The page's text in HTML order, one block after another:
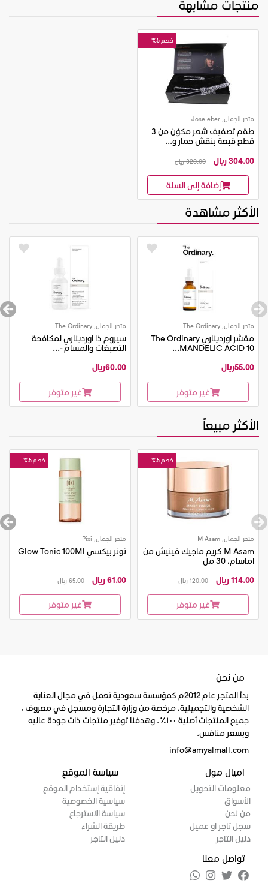
منتجات مشابهة
خصم 5%
متجر الجمال, Jose eber
طقم تصفيف شعر مكوّن من 3
قطع قبعة بنقش حمار و...
304.00 ريال
320.00 ريال
إضافة إلى السلة
الأكثر مشاهدة
متجر الجمال, The Ordinary
مقشر اورديناري The Ordinary
MANDELIC ACID 10...
55.00ريال
غير متوفر
متجر الجمال, The Ordinary
سيروم ذا اورديناري لمكافحة
التصبغات والمسام -...
60.00ريال
غير متوفر
الأكثر مبيعاً
خصم 5%
متجر الجمال, M Asam
M Asam كريم ماجيك فينيش من
اماسام، 30 مل
114.00 ريال
120.00 ريال
غير متوفر
خصم 5%
متجر الجمال, Pixi
تونر بيكسي Glow Tonic 100Ml
61.00 ريال 65.00 ريال
غير متوفر
من نحن
بدأ المتجر عام 2012م كمؤسسة سعودية تعمل في مجال العناية
الشخصية والتجميلية، مرخصة من وزارة التجارة ومسجل في معروف ،
جميع المنتجات أصلية ١٠٠٪، وهدفنا توفير منتجات ذات جودة عاليه
وبسعر منافس.
info@amyalmall.com
اميال مول
معلومات التحويل
الأسواق
من نحن
سجل تاجر او عميل
دليل التاجر
سياسة الموقع
إتفاقية إستخدام الموقع
سياسية الخصوصية
سياسة الاسترجاع
طريقة الشراء
دليل التاجر
تواصل معنا